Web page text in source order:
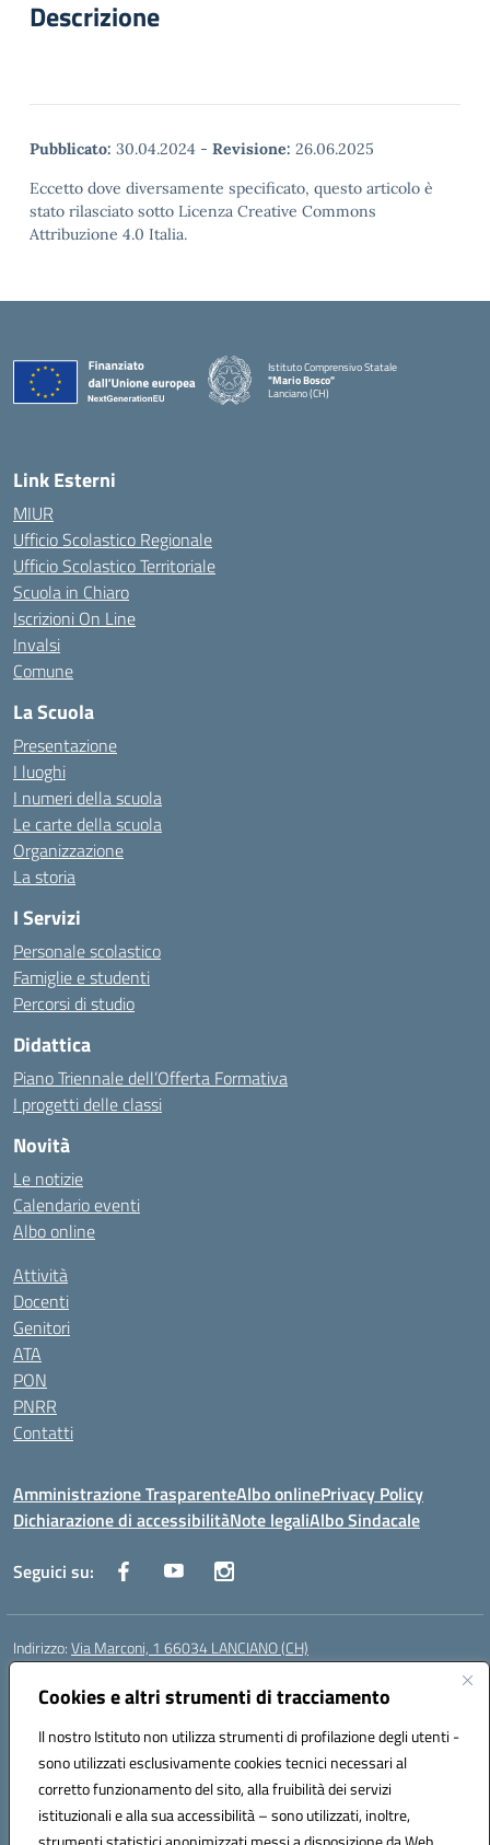
Cookies e altri strumenti di tracciamento
Il nostro Istituto non utilizza strumenti di profilazione degli utenti -
sono utilizzati esclusivamente cookies tecnici necessari al
corretto funzionamento del sito, alla fruibilità dei servizi
istituzionali e alla sua accessibilità – sono utilizzati, inoltre,
Descrizione
Pubblicato: 30.04.2024 - Revisione: 26.06.2025
Eccetto dove diversamente specificato, questo articolo è
stato rilasciato sotto Licenza Creative Commons
Attribuzione 4.0 Italia.
Istituto Comprensivo Statale
"Mario Bosco"
Lanciano (CH)
Link Esterni
MIUR
Ufficio Scolastico Regionale
Ufficio Scolastico Territoriale
Scuola in Chiaro
Iscrizioni On Line
Invalsi
Comune
La Scuola
Presentazione
I luoghi
I numeri della scuola
Le carte della scuola
Organizzazione
La storia
I Servizi
Personale scolastico
Famiglie e studenti
Percorsi di studio
Didattica
Piano Triennale dell’Offerta Formativa
I progetti delle classi
Novità
Le notizie
Calendario eventi
Albo online
Attività
Docenti
Genitori
ATA
PON
PNRR
Contatti
Amministrazione TrasparenteAlbo onlinePrivacy Policy
Dichiarazione di accessibilitàNote legaliAlbo Sindacale
Seguici su:
Indirizzo:Via Marconi, 1 66034 LANCIANO (CH)
Centralino:
Posta elettronica certificata (PEC):chic840006@pec.istruzione.it
Codice fiscale: 90031370696
Codice meccanografico:CHIC840006
Codice Indice delle Pubbliche Amministrazioni (IPA): istsc_chic840006
Codice unico di fatturazione (CUF): UFPLTG